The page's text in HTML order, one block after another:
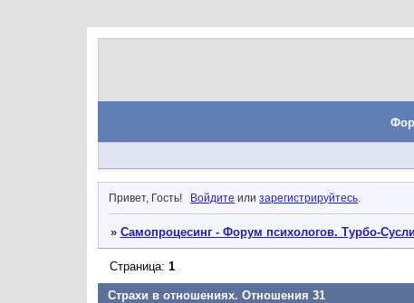
Привет, Гость! Войдите илизарегистрируйтесь
» Самопроцесинг - Форум психологов. Турбо-
Страхи в отношениях. Отношения 31
Страница: 1